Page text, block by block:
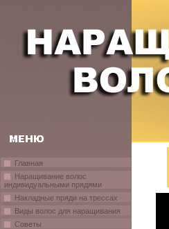
Главная
Наращивание волос
индивидуальными прядями
Накладные пряди на трессах
Виды волос для наращивания
Советы